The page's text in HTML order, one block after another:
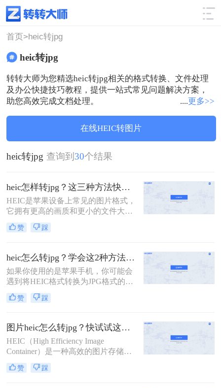
使用技巧 筛选
首页>heic转jpg
heic转jpg
转转大师为您精选heic转jpg相关的格式转换、文件处理
及办公快捷技巧教程，提供一站式常见问题解决方案，
助您高效完成文档处理。
....更多>>
在线HEIC转图片
heic转jpg 查询到 30个结果
heic怎样转jpg？这三种方法快速转换格式！
HEIC是苹果设备上常见的图片格式，
它拥有更高的画质和更小的文件大
小。然而，由于HEIC格式的图片在一
些设备和平台上不兼容，很多用户需
广泛地使用。那么，heic怎样转jpg
呢？下面将为大家介绍三种简单的方
法。
赞 踩
heic怎么转jpg？学会这2种方法，轻松打开heic格式照片！
如果你使用的是苹果手机，你可能会
遇到将HEIC格式转换为JPG格式的问
题。虽然HEIC格式在保存图像时可以
节省大量存储空间，但不是所有设备
的方法，可以帮助你将HEIC格式转换
为JPG格式。
赞 踩
图片heic怎么转jpg？快试试这几个方法！
HEIC（High Efficiency Image
Container）是一种高效的图片存储格
式，由苹果公司开发，主要用于iOS
设备和macOS系统中。然而，由于其
赞 踩